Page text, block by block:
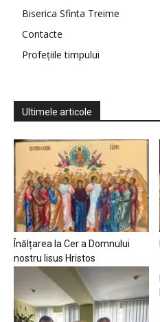
Biserica Sfinta Treime
Contacte
Profețiile timpului
Ultimele articole
Înălțarea la Cer a Domnului
nostru Iisus Hristos